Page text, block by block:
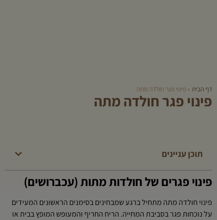
דף הבית » פינוי פגר חולדה מתה
פינוי פגר חולדה מתה
תוכן עניינים
פינוי פגרים של חולדות מתות (עכברושים)
פינוי חולדה מתה מתחיל ברגע שמבחינים בסימנים הראשונים המעידים
על נוכחות פגר בסביבת המחייה. הריח החריף והמעופש המופץ בבית או